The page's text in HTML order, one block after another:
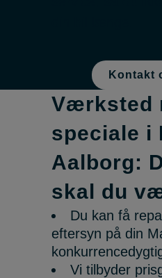
Kontakt
Værksted
speciale i
Aalborg:
skal du
Du kan få
eftersyn på din
Vi tilbyder